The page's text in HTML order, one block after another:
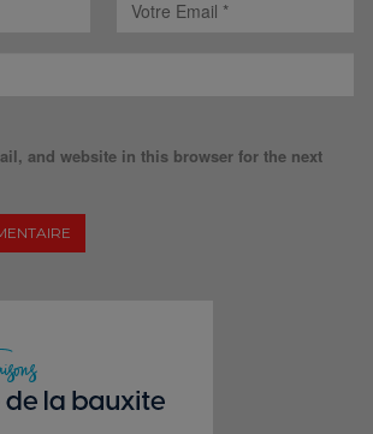
and website in this browser for the next